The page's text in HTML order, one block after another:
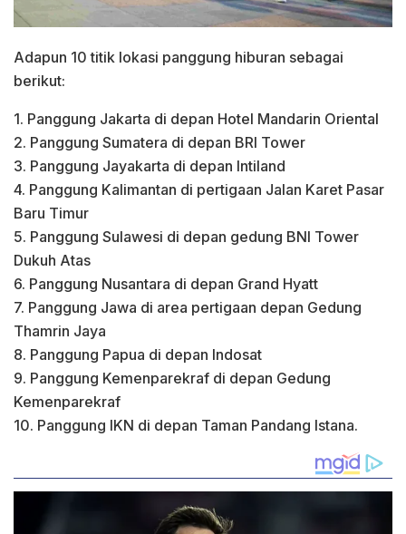
Adapun 10 titik lokasi panggung hiburan sebagai
berikut:
1. Panggung Jakarta di depan Hotel Mandarin Oriental
2. Panggung Sumatera di depan BRI Tower
3. Panggung Jayakarta di depan Intiland
4. Panggung Kalimantan di pertigaan Jalan Karet Pasar
Baru Timur
5. Panggung Sulawesi di depan gedung BNI Tower
Dukuh Atas
6. Panggung Nusantara di depan Grand Hyatt
7. Panggung Jawa di area pertigaan depan Gedung
Thamrin Jaya
8. Panggung Papua di depan Indosat
9. Panggung Kemenparekraf di depan Gedung
Kemenparekraf
10. Panggung IKN di depan Taman Pandang Istana.